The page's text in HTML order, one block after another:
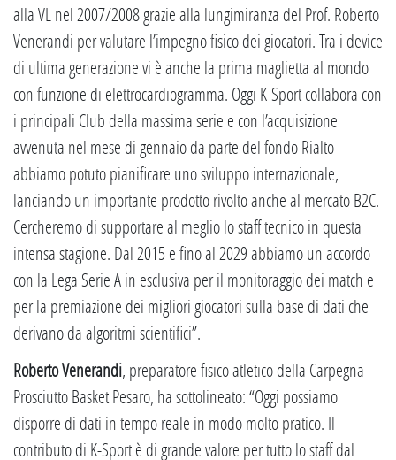
alla VL nel 2007/2008 grazie alla lungimiranza del Prof. Roberto
Venerandi per valutare l’impegno fisico dei giocatori. Tra i device
di ultima generazione vi è anche la prima maglietta al mondo
con funzione di elettrocardiogramma. Oggi K-Sport collabora con
i principali Club della massima serie e con l’acquisizione
avvenuta nel mese di gennaio da parte del fondo Rialto
abbiamo potuto pianificare uno sviluppo internazionale,
lanciando un importante prodotto rivolto anche al mercato B2C.
Cercheremo di supportare al meglio lo staff tecnico in questa
intensa stagione. Dal 2015 e fino al 2029 abbiamo un accordo
con la Lega Serie A in esclusiva per il monitoraggio dei match e
per la premiazione dei migliori giocatori sulla base di dati che
derivano da algoritmi scientifici”.
Roberto Venerandi, preparatore fisico atletico della Carpegna
Prosciutto Basket Pesaro, ha sottolineato: “Oggi possiamo
disporre di dati in tempo reale in modo molto pratico. Il
contributo di K-Sport è di grande valore per tutto lo staff dal